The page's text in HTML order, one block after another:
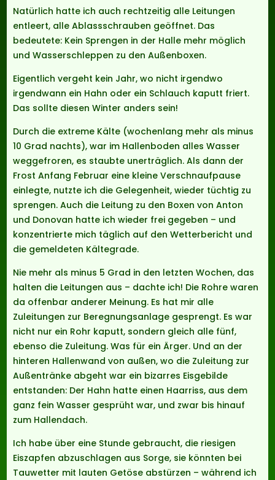
Natürlich hatte ich auch rechtzeitig alle Leitungen
entleert, alle Ablassschrauben geöffnet. Das
bedeutete: Kein Sprengen in der Halle mehr möglich
und Wasserschleppen zu den Außenboxen.
Eigentlich vergeht kein Jahr, wo nicht irgendwo
irgendwann ein Hahn oder ein Schlauch kaputt friert.
Das sollte diesen Winter anders sein!
Durch die extreme Kälte (wochenlang mehr als minus
10 Grad nachts), war im Hallenboden alles Wasser
weggefroren, es staubte unerträglich. Als dann der
Frost Anfang Februar eine kleine Verschnaufpause
einlegte, nutzte ich die Gelegenheit, wieder tüchtig zu
sprengen. Auch die Leitung zu den Boxen von Anton
und Donovan hatte ich wieder frei gegeben – und
konzentrierte mich täglich auf den Wetterbericht und
die gemeldeten Kältegrade.
Nie mehr als minus 5 Grad in den letzten Wochen, das
halten die Leitungen aus – dachte ich! Die Rohre waren
da offenbar anderer Meinung. Es hat mir alle
Zuleitungen zur Beregnungsanlage gesprengt. Es war
nicht nur ein Rohr kaputt, sondern gleich alle fünf,
ebenso die Zuleitung. Was für ein Ärger. Und an der
hinteren Hallenwand von außen, wo die Zuleitung zur
Außentränke abgeht war ein bizarres Eisgebilde
entstanden: Der Hahn hatte einen Haarriss, aus dem
ganz fein Wasser gesprüht war, und zwar bis hinauf
zum Hallendach.
Ich habe über eine Stunde gebraucht, die riesigen
Eiszapfen abzuschlagen aus Sorge, sie könnten bei
Tauwetter mit lauten Getöse abstürzen – während ich